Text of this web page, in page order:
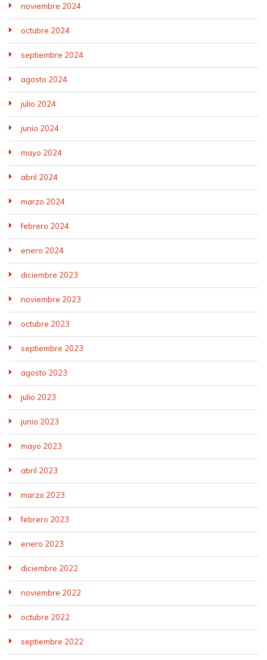
noviembre 2024
octubre 2024
septiembre 2024
agosto 2024
julio 2024
junio 2024
mayo 2024
abril 2024
marzo 2024
febrero 2024
enero 2024
diciembre 2023
noviembre 2023
octubre 2023
septiembre 2023
agosto 2023
julio 2023
junio 2023
mayo 2023
abril 2023
marzo 2023
febrero 2023
enero 2023
diciembre 2022
noviembre 2022
octubre 2022
septiembre 2022